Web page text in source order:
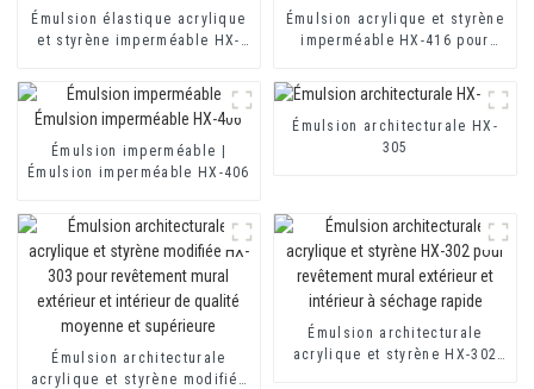
Émulsion élastique acrylique
et styrène imperméable HX-
imperméables à base de
ciment monocomposants et
bicomposants
Émulsion acrylique et styrène
imperméable HX-416 pour
et revêtement imperméable à
base de ciment à deux
composants
Émulsion imperméable |
Émulsion imperméable HX-406
Émulsion architecturale HX-
305
Émulsion architecturale
acrylique et styrène modifiée
Émulsion architecturale
acrylique et styrène HX-302